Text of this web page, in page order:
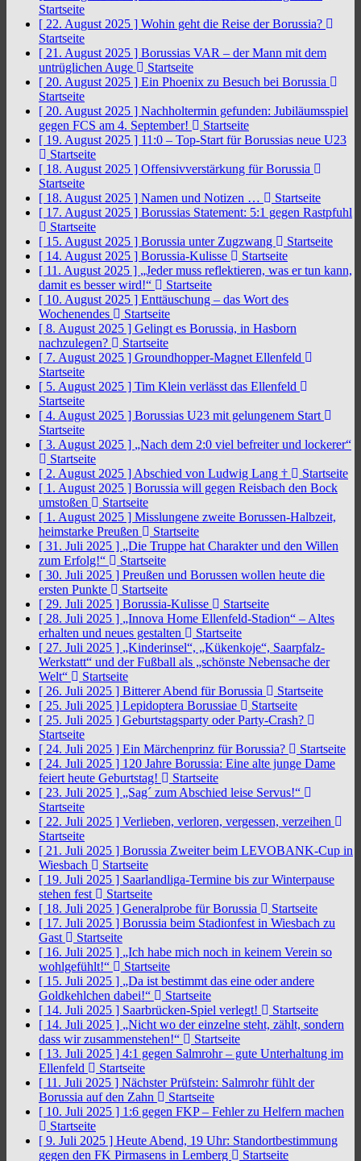
Startseite
[ 22. August 2025 ] Wohin geht die Reise der Borussia?
Startseite
[ 21. August 2025 ] Borussias VAR – der Mann mit dem
untrüglichen Auge
Startseite
[ 20. August 2025 ] Ein Phoenix zu Besuch bei Borussia
Startseite
[ 20. August 2025 ] Nachholtermin gefunden: Jubiläumsspiel
gegen FCS am 4. September!
Startseite
[ 19. August 2025 ] 11:0 – Top-Start für Borussias neue U23
Startseite
[ 18. August 2025 ] Offensivverstärkung für Borussia
Startseite
[ 18. August 2025 ] Namen und Notizen …
Startseite
[ 17. August 2025 ] Borussias Statement: 5:1 gegen Rastpfuhl
Startseite
[ 15. August 2025 ] Borussia unter Zugzwang
Startseite
[ 14. August 2025 ] Borussia-Kulisse
Startseite
[ 11. August 2025 ] „Jeder muss reflektieren, was er tun kann,
damit es besser wird!“
Startseite
[ 10. August 2025 ] Enttäuschung – das Wort des
Wochenendes
Startseite
[ 8. August 2025 ] Gelingt es Borussia, in Hasborn
nachzulegen?
Startseite
[ 7. August 2025 ] Groundhopper-Magnet Ellenfeld
Startseite
[ 5. August 2025 ] Tim Klein verlässt das Ellenfeld
Startseite
[ 4. August 2025 ] Borussias U23 mit gelungenem Start
Startseite
[ 3. August 2025 ] „Nach dem 2:0 viel befreiter und lockerer“
Startseite
[ 2. August 2025 ] Abschied von Ludwig Lang †
Startseite
[ 1. August 2025 ] Borussia will gegen Reisbach den Bock
umstoßen
Startseite
[ 1. August 2025 ] Misslungene zweite Borussen-Halbzeit,
heimstarke Preußen
Startseite
[ 31. Juli 2025 ] „Die Truppe hat Charakter und den Willen
zum Erfolg!“
Startseite
[ 30. Juli 2025 ] Preußen und Borussen wollen heute die
ersten Punkte
Startseite
[ 29. Juli 2025 ] Borussia-Kulisse
Startseite
[ 28. Juli 2025 ] „Innova Home Ellenfeld-Stadion“ – Altes
erhalten und neues gestalten
Startseite
[ 27. Juli 2025 ] „Kinderinsel“, „Kükenkoje“, Saarpfalz-
Werkstatt“ und der Fußball als „schönste Nebensache der
Welt“
Startseite
[ 26. Juli 2025 ] Bitterer Abend für Borussia
Startseite
[ 25. Juli 2025 ] Lepidoptera Borussiae
Startseite
[ 25. Juli 2025 ] Geburtstagsparty oder Party-Crash?
Startseite
[ 24. Juli 2025 ] Ein Märchenprinz für Borussia?
Startseite
[ 24. Juli 2025 ] 120 Jahre Borussia: Eine alte junge Dame
feiert heute Geburtstag!
Startseite
[ 23. Juli 2025 ] „Sag´ zum Abschied leise Servus!“
Startseite
[ 22. Juli 2025 ] Verlieben, verloren, vergessen, verzeihen
Startseite
[ 21. Juli 2025 ] Borussia Zweiter beim LEVOBANK-Cup in
Wiesbach
Startseite
[ 19. Juli 2025 ] Saarlandliga-Termine bis zur Winterpause
stehen fest
Startseite
[ 18. Juli 2025 ] Generalprobe für Borussia
Startseite
[ 17. Juli 2025 ] Borussia beim Stadionfest in Wiesbach zu
Gast
Startseite
[ 16. Juli 2025 ] „Ich habe mich noch in keinem Verein so
wohlgefühlt!“
Startseite
[ 15. Juli 2025 ] „Da ist bestimmt das eine oder andere
Goldkehlchen dabei!“
Startseite
[ 14. Juli 2025 ] Saarbrücken-Spiel verlegt!
Startseite
[ 14. Juli 2025 ] „Nicht wo der einzelne steht, zählt, sondern
dass wir zusammenstehen!“
Startseite
[ 13. Juli 2025 ] 4:1 gegen Salmrohr – gute Unterhaltung im
Ellenfeld
Startseite
[ 11. Juli 2025 ] Nächster Prüfstein: Salmrohr fühlt der
Borussia auf den Zahn
Startseite
[ 10. Juli 2025 ] 1:6 gegen FKP – Fehler zu Helfern machen
Startseite
[ 9. Juli 2025 ] Heute Abend, 19 Uhr: Standortbestimmung
gegen den FK Pirmasens in Lemberg
Startseite